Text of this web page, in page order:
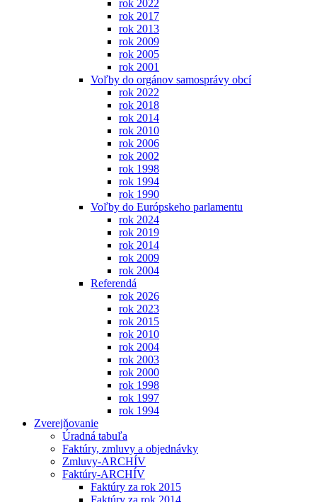
rok 2022
rok 2017
rok 2013
rok 2009
rok 2005
rok 2001
Voľby do orgánov samosprávy obcí
rok 2022
rok 2018
rok 2014
rok 2010
rok 2006
rok 2002
rok 1998
rok 1994
rok 1990
Voľby do Európskeho parlamentu
rok 2024
rok 2019
rok 2014
rok 2009
rok 2004
Referendá
rok 2026
rok 2023
rok 2015
rok 2010
rok 2004
rok 2003
rok 2000
rok 1998
rok 1997
rok 1994
Zverejňovanie
Úradná tabuľa
Faktúry, zmluvy a objednávky
Zmluvy-ARCHÍV
Faktúry-ARCHÍV
Faktúry za rok 2015
Faktúry za rok 2014